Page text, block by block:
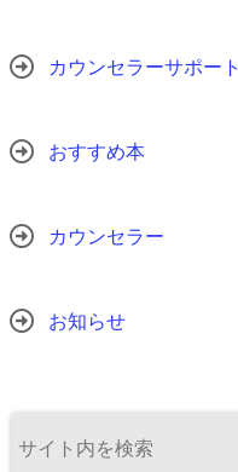
カウンセラーサポート
おすすめ本
カウンセラー
お知らせ